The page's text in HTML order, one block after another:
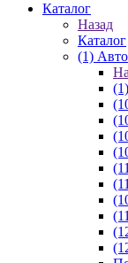
Каталог
Назад
Каталог
(1)